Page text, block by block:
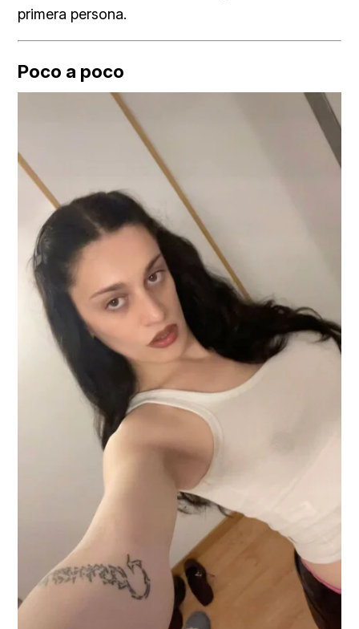
primera persona.
Poco a poco